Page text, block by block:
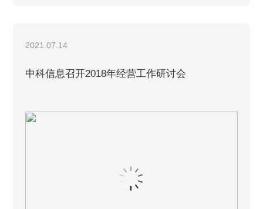
2021.07.14
中科信息召开2018年经营工作研讨会